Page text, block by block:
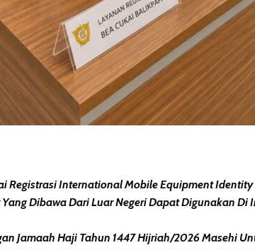
International Mobile Equipment
Dibawa Dari Luar Negeri Dapat Digunakan Di
Jamaah Haji Tahun 1447 Hijriah/2026 Masehi